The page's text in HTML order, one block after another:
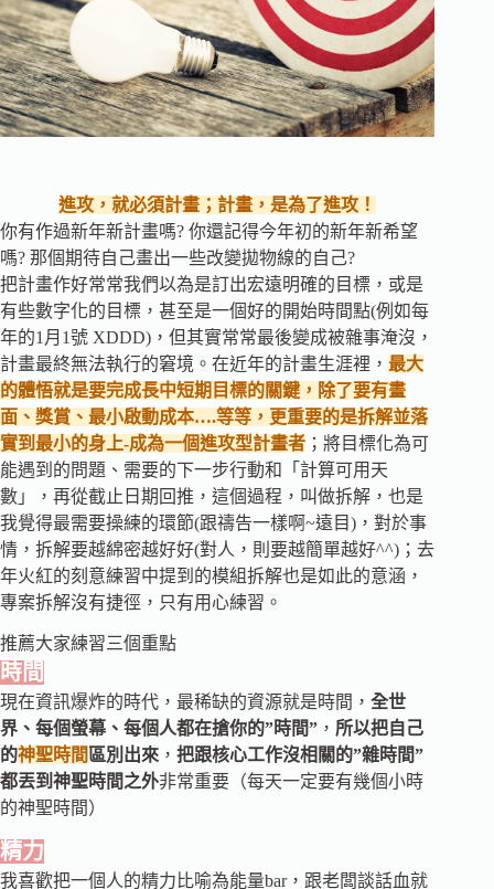
進攻，就必須計畫；計畫，是為了進攻！
你有作過新年新計畫嗎? 你還記得今年初的新年新希望
嗎? 那個期待自己畫出一些改變拋物線的自己?
把計畫作好常常我們以為是訂出宏遠明確的目標，或是
有些數字化的目標，甚至是一個好的開始時間點(例如每
年的1月1號 XDDD)，但其實常常最後變成被雜事淹沒，
計畫最終無法執行的窘境。在近年的計畫生涯裡， 最大
的體悟就是要完成長中短期目標的關鍵，除了要有畫
面、獎賞、最小啟動成本….等等，更重要的是拆解並落
實到最小的身上-成為一個進攻型計畫者 ；將目標化為可
能遇到的問題、需要的下一步行動和「計算可用天
數」，再從截止日期回推，這個過程，叫做拆解，也是
我覺得最需要操練的環節(跟禱告一樣啊~遠目)，對於事
情，拆解要越綿密越好好(對人，則要越簡單越好^^)；去
年火紅的刻意練習中提到的模組拆解也是如此的意涵，
專案拆解沒有捷徑，只有用心練習。
推薦大家練習三個重點
時間
現在資訊爆炸的時代，最稀缺的資源就是時間， 全世
界、每個螢幕、每個人都在搶你的”時間” ， 所以把自己
的神聖時間區別出來 ， 把跟核心工作沒相關的”雜時間”
都丟到神聖時間之外非常重要（每天一定要有幾個小時
的神聖時間）
精力
我喜歡把一個人的精力比喻為能量bar，跟老闆談話血就